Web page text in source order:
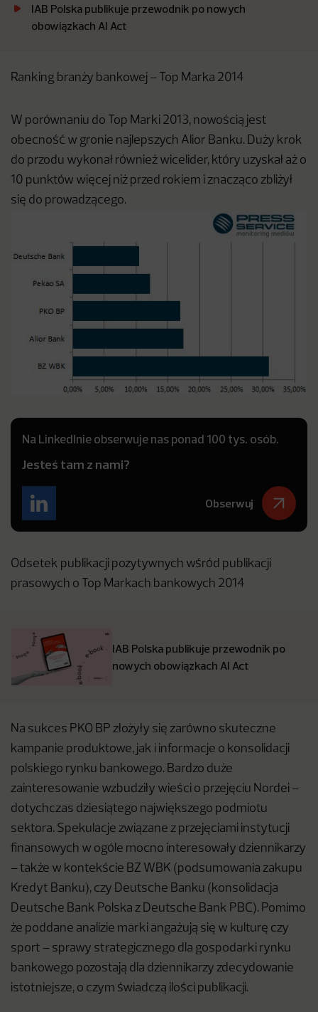
IAB Polska publikuje przewodnik po nowych
obowiązkach AI Act
Ranking branży bankowej – Top Marka 2014
W porównaniu do Top Marki 2013, nowością jest
obecność w gronie najlepszych Alior Banku. Duży krok
do przodu wykonał również wicelider, który uzyskał aż o
10 punktów więcej niż przed rokiem i znacząco zbliżył
się do prowadzącego.
Na LinkedInie obserwuje nas ponad 100 tys. osób.
Jesteś tam z nami?
Obserwuj
Odsetek publikacji pozytywnych wśród publikacji
prasowych o Top Markach bankowych 2014
IAB Polska publikuje przewodnik po
nowych obowiązkach AI Act
Na sukces PKO BP złożyły się zarówno skuteczne
kampanie produktowe, jak i informacje o konsolidacji
polskiego rynku bankowego. Bardzo duże
zainteresowanie wzbudziły wieści o przejęciu Nordei –
dotychczas dziesiątego największego podmiotu
sektora. Spekulacje związane z przejęciami instytucji
finansowych w ogóle mocno interesowały dziennikarzy
– także w kontekście BZ WBK (podsumowania zakupu
Kredyt Banku), czy Deutsche Banku (konsolidacja
Deutsche Bank Polska z Deutsche Bank PBC). Pomimo
że poddane analizie marki angażują się w kulturę czy
sport – sprawy strategicznego dla gospodarki rynku
bankowego pozostają dla dziennikarzy zdecydowanie
istotniejsze, o czym świadczą ilości publikacji.